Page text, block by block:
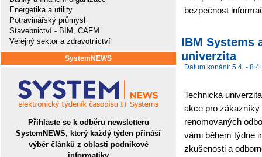
Energetika a utility
Potravinářský průmysl
Stavebnictví - BIM, CAFM
Veřejný sektor a zdravotnictví
SystemNEWS
Přihlaste se k odběru newsletteru
SystemNEWS, který každý týden přináší
výběr článků z oblasti podnikové
bezpečnost
IBM Systems
univerzita
Datum konání: 5.4. - 8.4.
Technická
akce pro zákazníky
renomovaných
vámi během týdne
zkušenosti a